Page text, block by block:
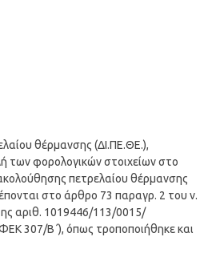
θέρμανσης (ΔΙ.ΠΕ.ΘΕ.),
των φορολογικών στοιχείων στο
πετρελαίου θέρμανσης
στο άρθρο 73 παραγρ. 2 του ν.
αριθ. 1019446/113/0015/
307/Β΄), όπως τροποποιήθηκε και